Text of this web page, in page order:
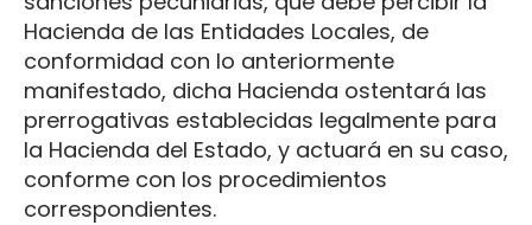
Hacienda de las Entidades Locales, de
conformidad con lo anteriormente
manifestado, dicha Hacienda ostentará las
prerrogativas establecidas legalmente para
la Hacienda del Estado, y actuará en su caso,
conforme con los procedimientos
correspondientes.